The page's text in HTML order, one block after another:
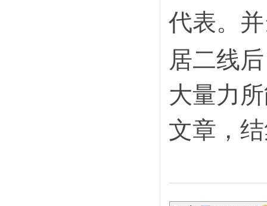
代表。
居二线
大量力
文章，